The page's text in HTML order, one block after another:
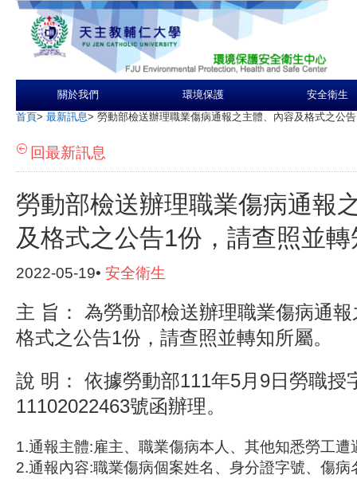
關於我們 環境保護 安全衛生
首頁> 最新訊息> 勞動部檢送辦理職業傷病通報之主體、內容及格式之公
回最新訊息
勞動部檢送辦理職業傷病通報
及格式之公告1份，請查照並
2022-05-19• 安全衛生
主 旨： 為勞動部檢送辦理職業傷病通
格式之公告1份，請查照並轉知所屬。
說 明： 依據勞動部111年5月9日勞職授
11102022463號函辦理。
1.通報主體:雇主、職業傷病本人、其他知悉勞工遭
2.通報內容:職業傷病個案姓名、身分證字號、傷病